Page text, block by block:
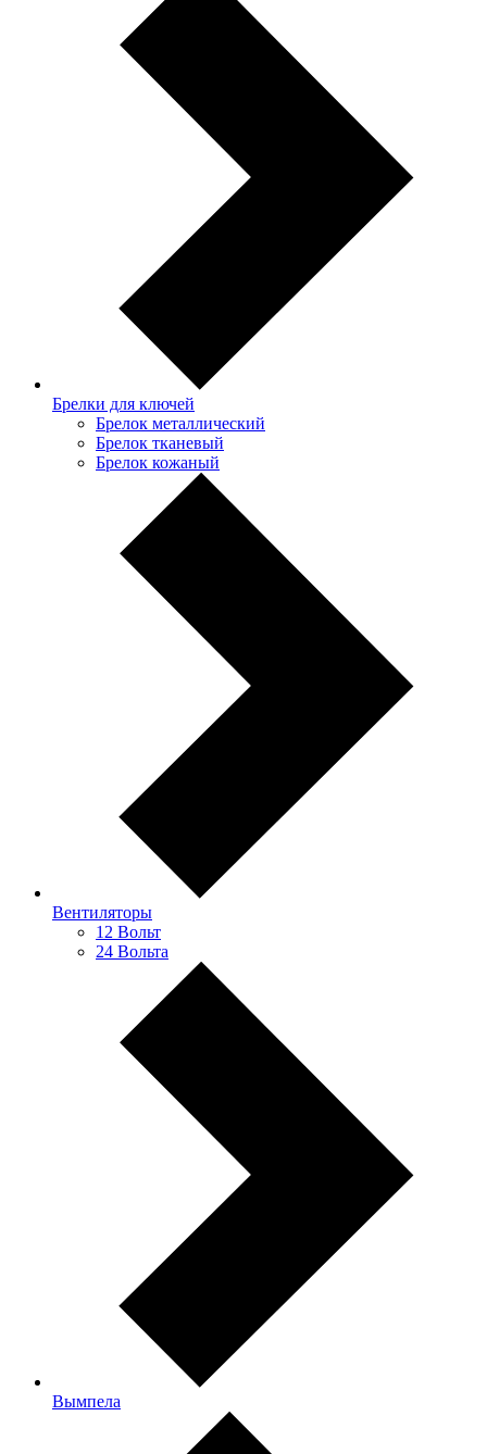
Брелки для ключей
Брелок металлический
Брелок тканевый
Брелок кожаный
Вентиляторы
12 Вольт
24 Вольта
Вымпела